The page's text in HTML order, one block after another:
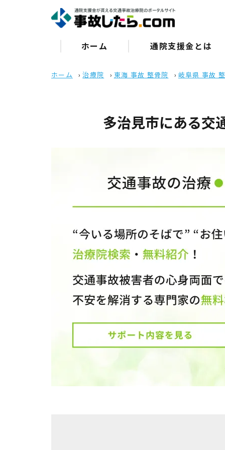
ホーム 通院⽀援⾦とは
ホーム ›治療院 › 東海 事故 整骨院 › 岐阜県 事故
多治見市にある交